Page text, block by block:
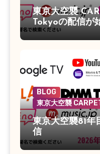
東京大空襲
Tokyoの配信が
BLOG
東京大空襲
東京大空襲81年
信